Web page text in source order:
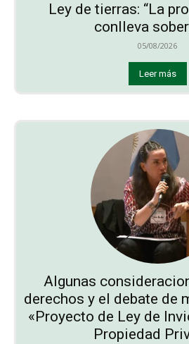
Ley de tierras: “La
conlleva
05/08/2026
Leer más
Algunas
derechos y el debate de
«Proyecto de Ley de
Propiedad